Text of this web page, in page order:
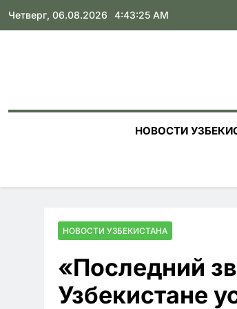
Skip
Четверг, 06.08.2026 4:43:26 AM
НОВОСТИ
НОВОСТИ УЗБЕКИСТАНА
«Последний
Узбекистане